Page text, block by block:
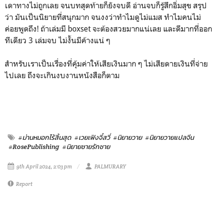
เดาทางไม่ถูกเลย จนบทสุดท้ายก็ยังจบดี อ่านจบก็รู้สึกอิ่มสุข สรุป
ว่า มันเป็นนิยายที่สนุกมาก จนงงว่าทำไมดูไม่แมส ทำไมคนไม่
ค่อยพูดถึง! ถ้าเล่มมี boxset จะต้องสวยมากแน่เลย และดีมากที่ออก
ทีเดียว 3 เล่มจบ ไม่งั้นมีค้างแน่ ๆ
สำหรับเราเป็นเรื่องที่คุ้มค่าให้เสียเงินมาก ๆ ไม่เสียดายเงินที่จ่าย
ไปเลย ถึงจะเกินงบงานหนังสือก็ตาม
#ม่านหมอกไร้สิ้นสุด #เวยเฟิงจี๋สวี่ #นิยายวาย #นิยายวายแปลจีน
#RosePublishing #นิยายชายรักชาย
9th April 2024, 2:03 pm PALMURARY
Report